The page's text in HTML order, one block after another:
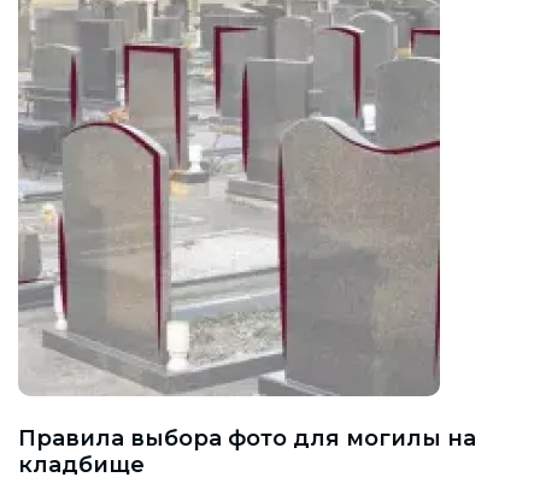
Правила выбора фото для могилы на
кладбище